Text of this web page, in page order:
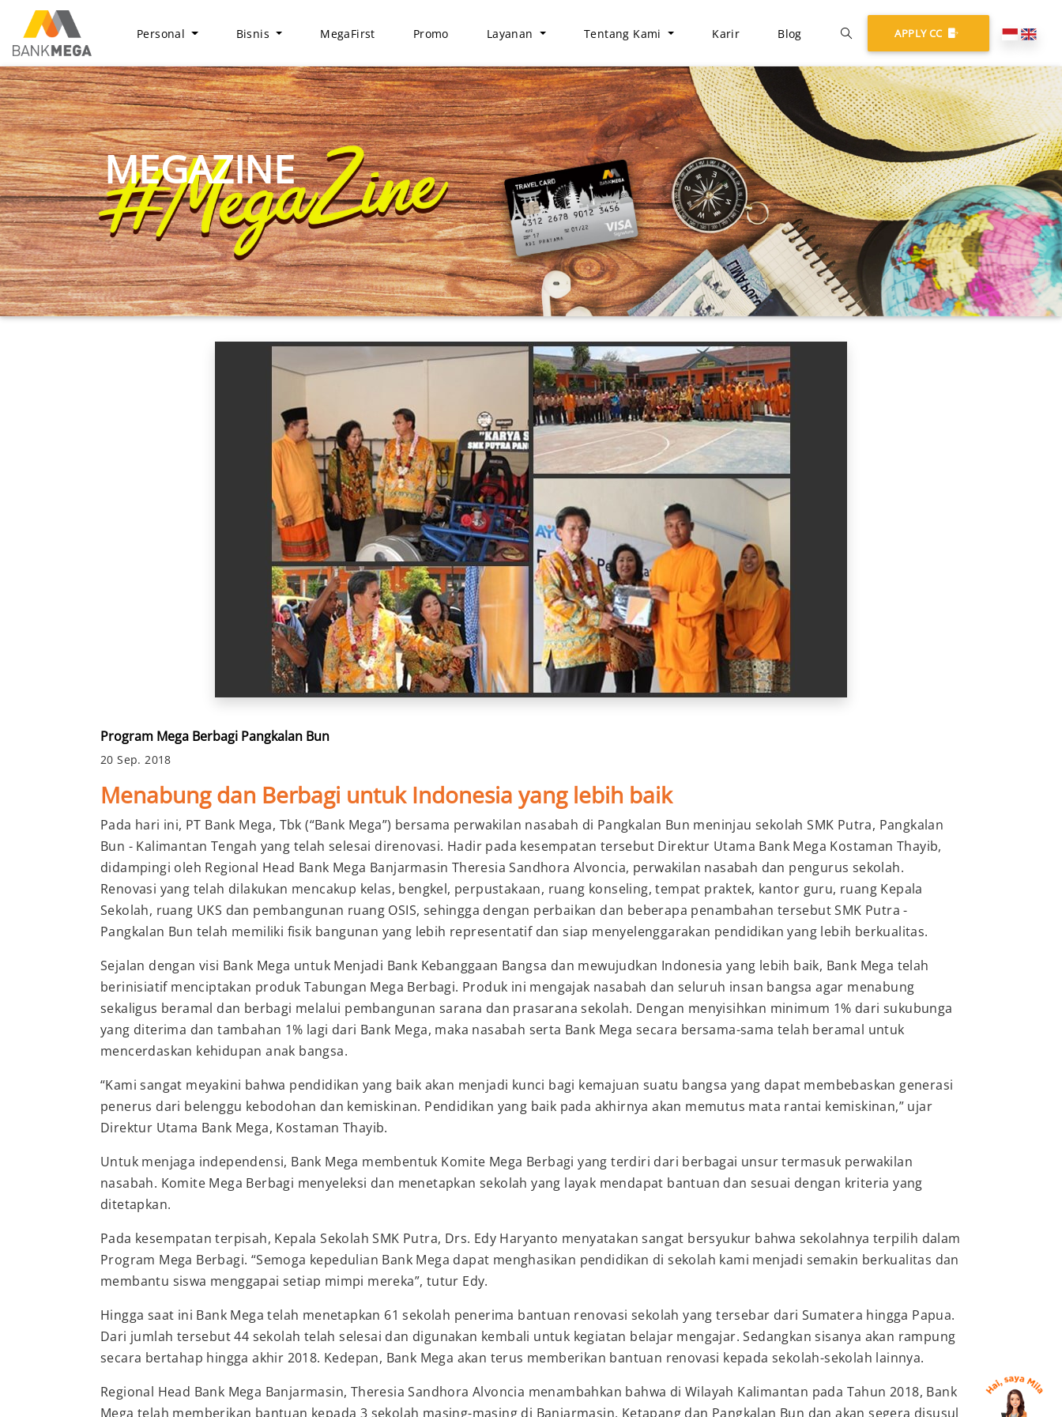
Personal Bisnis MegaFirst Promo Layanan Tentang Kami Karir Blog APPLY CC
MEGAZINE
Program Mega Berbagi Pangkalan Bun
20 Sep. 2018
Menabung dan Berbagi untuk Indonesia yang lebih baik
Pada hari ini, PT Bank Mega, Tbk (“Bank Mega”) bersama perwakilan nasabah di Pangkalan Bun meninjau sekolah SMK Putra, Pangkalan
Bun - Kalimantan Tengah yang telah selesai direnovasi. Hadir pada kesempatan tersebut Direktur Utama Bank Mega Kostaman Thayib,
didampingi oleh Regional Head Bank Mega Banjarmasin Theresia Sandhora Alvoncia, perwakilan nasabah dan pengurus sekolah.
Renovasi yang telah dilakukan mencakup kelas, bengkel, perpustakaan, ruang konseling, tempat praktek, kantor guru, ruang Kepala
Sekolah, ruang UKS dan pembangunan ruang OSIS, sehingga dengan perbaikan dan beberapa penambahan tersebut SMK Putra -
Pangkalan Bun telah memiliki fisik bangunan yang lebih representatif dan siap menyelenggarakan pendidikan yang lebih berkualitas.
Sejalan dengan visi Bank Mega untuk Menjadi Bank Kebanggaan Bangsa dan mewujudkan Indonesia yang lebih baik, Bank Mega telah
berinisiatif menciptakan produk Tabungan Mega Berbagi. Produk ini mengajak nasabah dan seluruh insan bangsa agar menabung
sekaligus beramal dan berbagi melalui pembangunan sarana dan prasarana sekolah. Dengan menyisihkan minimum 1% dari sukubunga
yang diterima dan tambahan 1% lagi dari Bank Mega, maka nasabah serta Bank Mega secara bersama-sama telah beramal untuk
mencerdaskan kehidupan anak bangsa.
“Kami sangat meyakini bahwa pendidikan yang baik akan menjadi kunci bagi kemajuan suatu bangsa yang dapat membebaskan generasi
penerus dari belenggu kebodohan dan kemiskinan. Pendidikan yang baik pada akhirnya akan memutus mata rantai kemiskinan,” ujar
Direktur Utama Bank Mega, Kostaman Thayib.
Untuk menjaga independensi, Bank Mega membentuk Komite Mega Berbagi yang terdiri dari berbagai unsur termasuk perwakilan
nasabah. Komite Mega Berbagi menyeleksi dan menetapkan sekolah yang layak mendapat bantuan dan sesuai dengan kriteria yang
ditetapkan.
Pada kesempatan terpisah, Kepala Sekolah SMK Putra, Drs. Edy Haryanto menyatakan sangat bersyukur bahwa sekolahnya terpilih dalam
Program Mega Berbagi. “Semoga kepedulian Bank Mega dapat menghasikan pendidikan di sekolah kami menjadi semakin berkualitas dan
membantu siswa menggapai setiap mimpi mereka”, tutur Edy.
Hingga saat ini Bank Mega telah menetapkan 61 sekolah penerima bantuan renovasi sekolah yang tersebar dari Sumatera hingga Papua.
Dari jumlah tersebut 44 sekolah telah selesai dan digunakan kembali untuk kegiatan belajar mengajar. Sedangkan sisanya akan rampung
secara bertahap hingga akhir 2018. Kedepan, Bank Mega akan terus memberikan bantuan renovasi kepada sekolah-sekolah lainnya.
Regional Head Bank Mega Banjarmasin, Theresia Sandhora Alvoncia menambahkan bahwa di Wilayah Kalimantan pada Tahun 2018, Bank
Mega telah memberikan bantuan kepada 3 sekolah masing-masing di Banjarmasin, Ketapang dan Pangkalan Bun dan akan segera disusul